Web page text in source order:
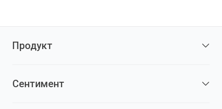
Продукт
Сентимент